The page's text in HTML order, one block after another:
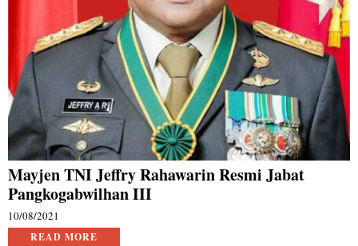
Mayjen TNI Jeffry Rahawarin Resmi Jabat
Pangkogabwilhan III
10/08/2021
READ MORE